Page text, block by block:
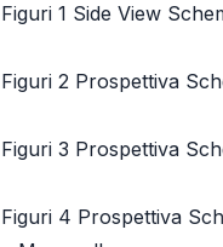
Figuri 1 Side View
Figuri 2 Prospettiva
Figuri 3 Prospettiva
Figuri 4 Prospettiva